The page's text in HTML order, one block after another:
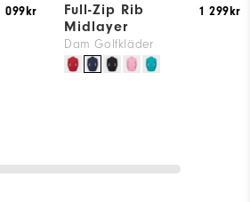
099kr
Full-Zip Rib
Midlayer
Dam Golfkläder
1 299kr